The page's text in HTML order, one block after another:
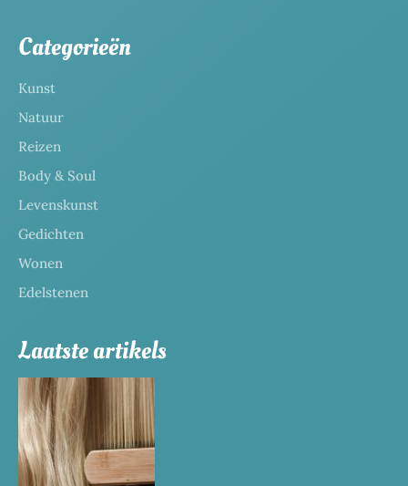
Categorieën
Kunst
Natuur
Reizen
Body & Soul
Levenskunst
Gedichten
Wonen
Edelstenen
Laatste artikels